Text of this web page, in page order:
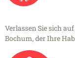
Verlassen Sie sich
Bochum, der Ihre